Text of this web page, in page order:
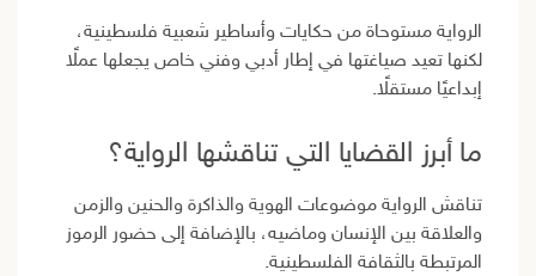
الرواية مستوحاة من حكايات وأساطير شعبية فلسطينية،
لكنها تعيد صياغتها في إطار أدبي وفني خاص يجعلها عملًا
إبداعيًا مستقلًا.
ما أبرز القضايا التي تناقشها الرواية؟
تناقش الرواية موضوعات الهوية والذاكرة والحنين والزمن
والعلاقة بين الإنسان وماضيه، بالإضافة إلى حضور الرموز
المرتبطة بالثقافة الفلسطينية.